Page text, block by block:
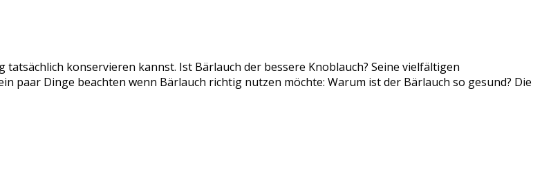
konservieren kannst. Ist Bärlauch der bessere Knoblauch? Seine vielfältigen
paar Dinge beachten wenn Bärlauch richtig nutzen möchte: Warum ist der Bärlauch so gesund? Die